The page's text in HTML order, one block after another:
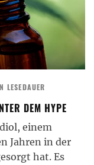
LESEDAUER
DEM HYPE
einem
Jahren in der
hat. Es